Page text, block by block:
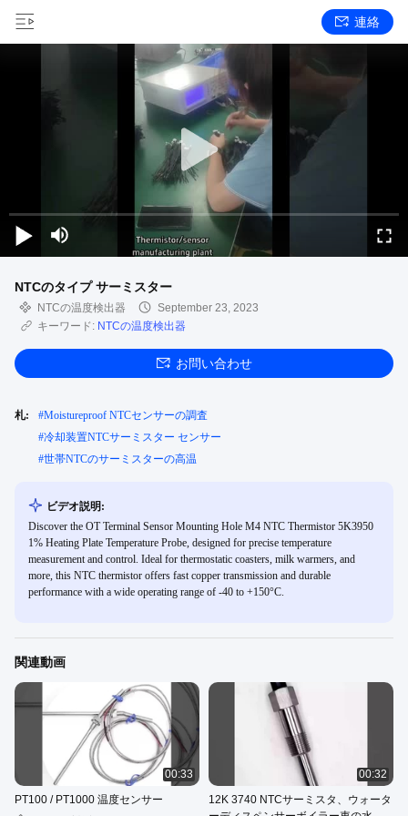
連絡
NTCのタイプ サーミスター
NTCの温度検出器
September 23, 2023
キーワード: NTCの温度検出器
お問い合わせ
札: #Moistureproof NTCセンサーの調査
#冷却装置NTCサーミスター センサー
#世帯NTCのサーミスターの高温
ビデオ説明:
Discover the OT Terminal Sensor Mounting Hole M4 NTC Thermistor 5K3950
1% Heating Plate Temperature Probe, designed for precise temperature
measurement and control. Ideal for thermostatic coasters, milk warmers, and
more, this NTC thermistor offers fast copper transmission and durable
performance with a wide operating range of -40 to +150°C.
関連動画
00:33
PT100 / PT1000 温度センサー
00:32
12K 3740 NTCサーミスタ、ウォータ